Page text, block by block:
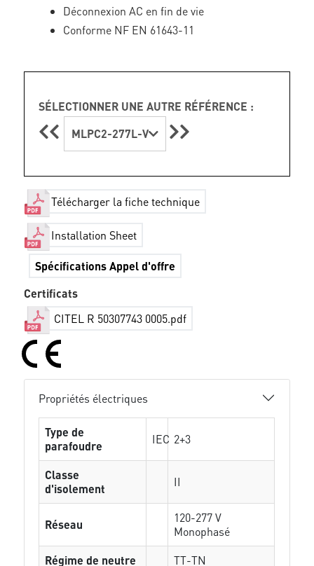
Déconnexion AC en fin de vie
Conforme NF EN 61643-11
SÉLECTIONNER UNE AUTRE RÉFÉRENCE :
MLPC2-277L-V
Télécharger la fiche technique
Installation Sheet
Spécifications Appel d'offre
Certificats
CITEL R 50307743 0005.pdf
Propriétés électriques
Type de
parafoudre
IEC 2+3
Classe
d'isolement
II
Réseau
120-277 V
Monophasé
Régime de neutre
TT-TN